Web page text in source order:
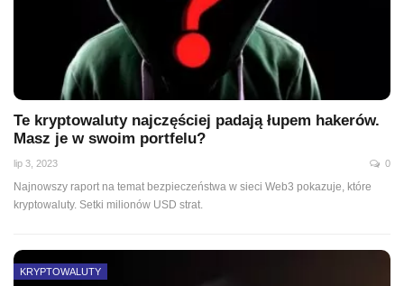
Te kryptowaluty najczęściej padają łupem hakerów.
Masz je w swoim portfelu?
lip 3, 2023 0
Najnowszy raport na temat bezpieczeństwa w sieci Web3 pokazuje, które
kryptowaluty. Setki milionów USD strat.
KRYPTOWALUTY